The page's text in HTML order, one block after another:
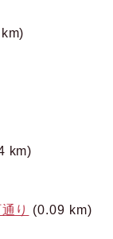
km)
り (0.09 km)